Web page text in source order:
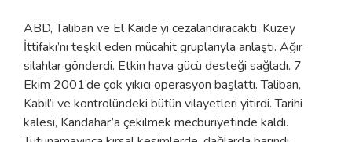
ABD, Taliban ve El Kaide’yi cezalandıracaktı. Kuzey
İttifakı’nı teşkil eden mücahit gruplarıyla anlaştı. Ağır
silahlar gönderdi. Etkin hava gücü desteği sağladı. 7
Ekim 2001’de çok yıkıcı operasyon başlattı. Taliban,
Kabil’i ve kontrolündeki bütün vilayetleri yitirdi. Tarihi
kalesi, Kandahar’a çekilmek mecburiyetinde kaldı.